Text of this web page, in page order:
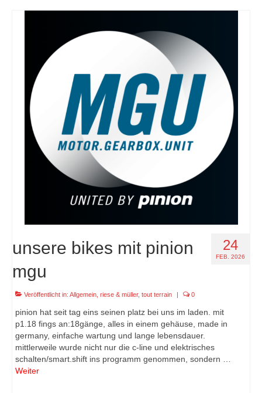
24
FEB. 2026
unsere bikes mit pinion
mgu
Veröffentlicht in: Allgemein riese & müller, tout terrain | 0
pinion hat seit tag eins seinen platz bei uns im laden. mit
p1.18 fings an:18gänge, alles in einem gehäuse, made in
germany, einfache wartung und lange lebensdauer.
mittlerweile wurde nicht nur die c-line und elektrisches
schalten/smart.shift ins programm genommen, sondern …
Weiter